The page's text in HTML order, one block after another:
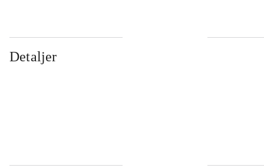
Detaljer